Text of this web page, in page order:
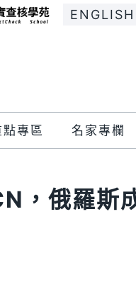
ENGLISH
點專區 名家專欄
，俄羅斯